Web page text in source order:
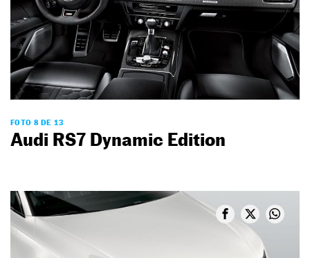
FOTO 8 DE 13
Audi RS7 Dynamic Edition